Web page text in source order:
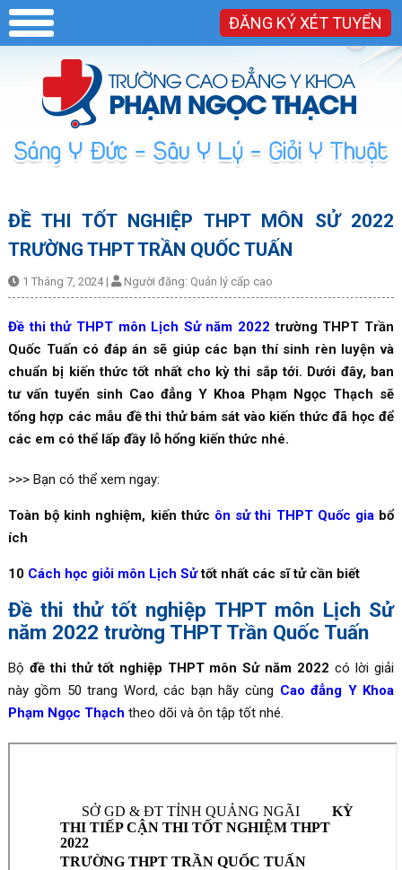
ĐĂNG KÝ XÉT TUYỂN
ĐỀ THI TỐT NGHIỆP THPT MÔN SỬ 2022
TRƯỜNG THPT TRẦN QUỐC TUẤN
1 Tháng 7, 2024 | Người đăng: Quản lý cấp cao
Đề thi thử THPT môn Lịch Sử năm 2022 trường THPT Trần
Quốc Tuấn có đáp án sẽ giúp các bạn thí sinh rèn luyện và
chuẩn bị kiến thức tốt nhất cho kỳ thi sắp tới. Dưới đây, ban
tư vấn tuyển sinh Cao đẳng Y Khoa Phạm Ngọc Thạch sẽ
tổng hợp các mẫu đề thi thử bám sát vào kiến thức đã học để
các em có thể lấp đầy lỗ hổng kiến thức nhé.
>>> Bạn có thể xem ngay:
Toàn bộ kinh nghiệm, kiến thức ôn sử thi THPT Quốc giabổ
ích
10 Cách học giỏi môn Lịch Sửtốt nhất các sĩ tử cần biết
Đề thi thử tốt nghiệp THPT môn Lịch Sử
năm 2022 trường THPT Trần Quốc Tuấn
Bộ đề thi thử tốt nghiệp THPT môn Sử năm 2022 có lời giải
này gồm 50 trang Word, các bạn hãy cùng Cao đẳng Y Khoa
Phạm Ngọc Thạch theo dõi và ôn tập tốt nhé.